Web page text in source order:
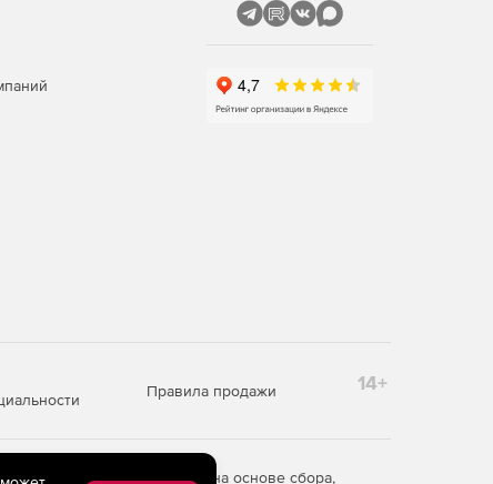
Правила продажи 14+
информации на основе сбора,